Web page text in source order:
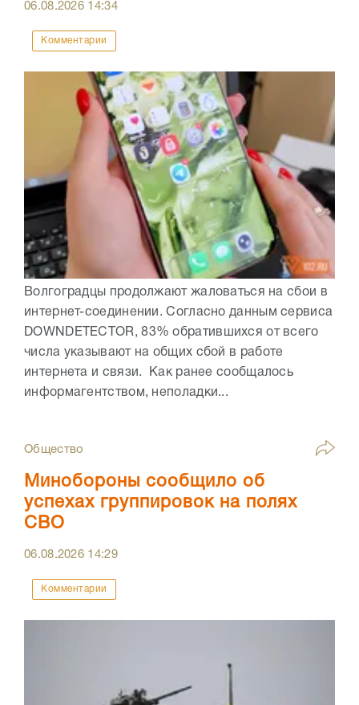
06.08.2026 14:34
Комментарии
Волгоградцы продолжают жаловаться на сбои в
интернет-соединении. Согласно данным сервиса
DOWNDETECTOR, 83% обратившихся от всего
числа указывают на общих сбой в работе
интернета и связи. Как ранее сообщалось
информагентством, неполадки...
Общество
Минобороны сообщило об
успехах группировок на полях
СВО
06.08.2026 14:29
Комментарии